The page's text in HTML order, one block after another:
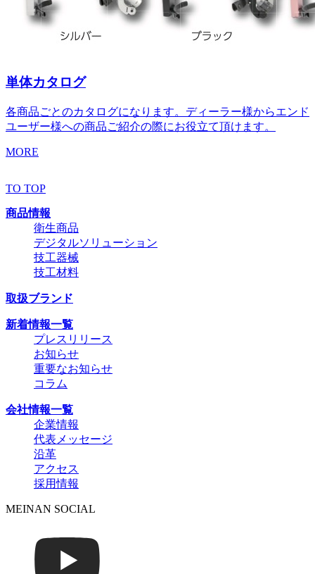
単体カタログ
各商品ごとのカタログになります。ディーラー様からエンド
ユーザー様への商品ご紹介の際にお役立て頂けます。
MORE
TO TOP
商品情報
衛生商品
デジタルソリューション
技工器械
技工材料
取扱ブランド
新着情報一覧
プレスリリース
お知らせ
重要なお知らせ
コラム
会社情報一覧
企業情報
代表メッセージ
沿革
アクセス
採用情報
MEINAN SOCIAL